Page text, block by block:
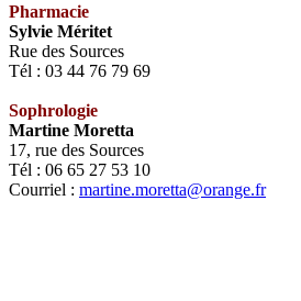
Pharmacie
Sylvie Méritet
Rue des Sources
Tél : 03 44 76 79 69
Sophrologie
Martine Moretta
17, rue des Sources
Tél : 06 65 27 53 10
Courriel : martine.moretta@orange.fr